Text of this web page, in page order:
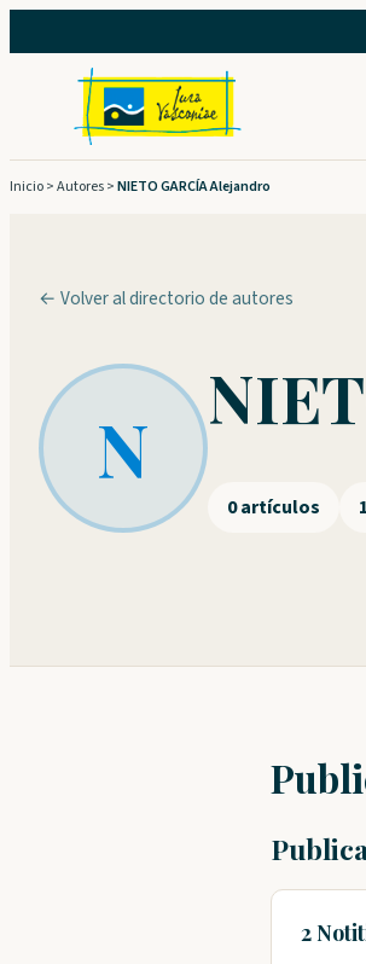
al
contenido
Inicio>Autores>NIETO GARCÍA Alejandro
← Volver al directorio de autores
N
0 artículos
2